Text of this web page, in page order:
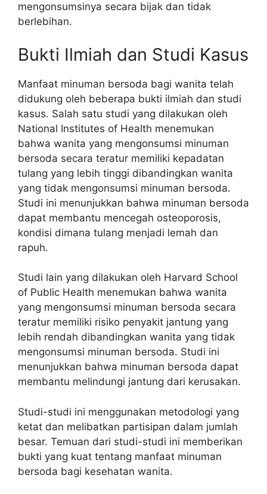
mengonsumsinya secara bijak dan tidak
berlebihan.
Bukti Ilmiah dan Studi Kasus
Manfaat minuman bersoda bagi wanita telah
didukung oleh beberapa bukti ilmiah dan studi
kasus. Salah satu studi yang dilakukan oleh
National Institutes of Health menemukan
bahwa wanita yang mengonsumsi minuman
bersoda secara teratur memiliki kepadatan
tulang yang lebih tinggi dibandingkan wanita
yang tidak mengonsumsi minuman bersoda.
Studi ini menunjukkan bahwa minuman bersoda
dapat membantu mencegah osteoporosis,
kondisi dimana tulang menjadi lemah dan
rapuh.
Studi lain yang dilakukan oleh Harvard School
of Public Health menemukan bahwa wanita
yang mengonsumsi minuman bersoda secara
teratur memiliki risiko penyakit jantung yang
lebih rendah dibandingkan wanita yang tidak
mengonsumsi minuman bersoda. Studi ini
menunjukkan bahwa minuman bersoda dapat
membantu melindungi jantung dari kerusakan.
Studi-studi ini menggunakan metodologi yang
ketat dan melibatkan partisipan dalam jumlah
besar. Temuan dari studi-studi ini memberikan
bukti yang kuat tentang manfaat minuman
bersoda bagi kesehatan wanita.